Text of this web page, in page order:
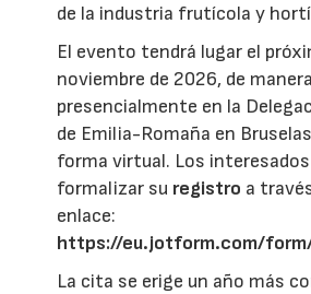
de la industria frutícola y
El evento tendrá lugar el
noviembre de 2026, de
presencialmente en la
de Emilia-Romaña en
forma virtual. Los interesados
formalizar su registro a
enlace:
https://eu.jotform.com/
La cita se erige un año más